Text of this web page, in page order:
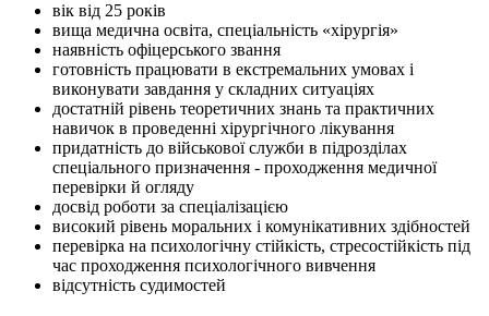
вік від 25 років
вища медична освіта, спеціальність «хірургія»
наявність офіцерського звання
готовність працювати в екстремальних умовах і
виконувати завдання у складних ситуаціях
достатній рівень теоретичних знань та практичних
навичок в проведенні хірургічного лікування
придатність до військової служби в підрозділах
спеціального призначення - проходження медичної
перевірки й огляду
досвід роботи за спеціалізацією
високий рівень моральних і комунікативних здібностей
перевірка на психологічну стійкість, стресостійкість під
час проходження психологічного вивчення
відсутність судимостей